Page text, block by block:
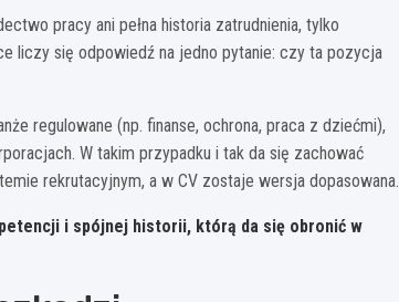
pracy ani pełna historia zatrudnienia, tylko
liczy się odpowiedź na jedno pytanie: czy ta pozycja
regulowane (np. finanse, ochrona, praca z dziećmi),
W takim przypadku i tak da się zachować
rekrutacyjnym, a w CV zostaje wersja dopasowana.
i spójnej historii, którą da się obronić w